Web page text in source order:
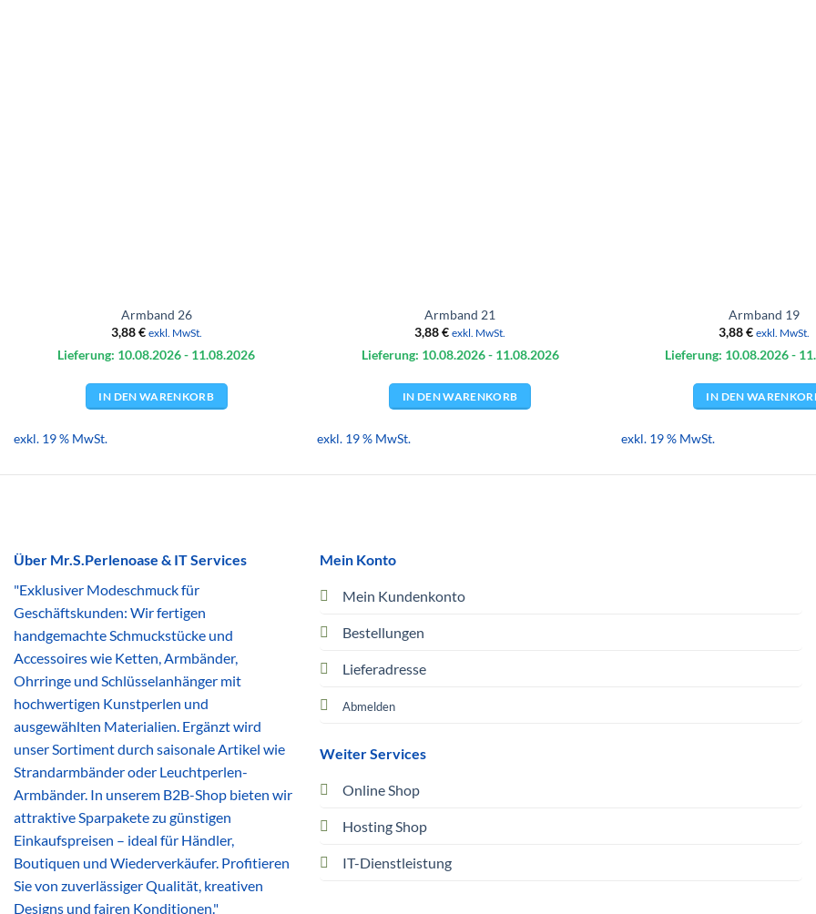
Armband 26
3,88€ exkl. MwSt.
Lieferung: 10.08.2026- 11.08.2026
IN DEN WARENKORB
exkl. 19 % MwSt.
Armband 21
3,88€ exkl. MwSt.
Lieferung: 10.08.2026- 11.08.2026
IN DEN WARENKORB
exkl. 19 % MwSt.
Armband 19
3,88€ exkl. MwSt.
Lieferung: 10.08.2026-
IN DEN
exkl. 19 % MwSt.
Über Mr.S.Perlenoase & IT Services
"Exklusiver Modeschmuck für
Geschäftskunden: Wir fertigen
handgemachte Schmuckstücke und
Accessoires wie Ketten, Armbänder,
Ohrringe und Schlüsselanhänger mit
hochwertigen Kunstperlen und
ausgewählten Materialien. Ergänzt wird
unser Sortiment durch saisonale Artikel wie
Strandarmbänder oder Leuchtperlen-
Armbänder. In unserem B2B-Shop bieten wir
attraktive Sparpakete zu günstigen
Einkaufspreisen – ideal für Händler,
Boutiquen und Wiederverkäufer. Profitieren
Sie von zuverlässiger Qualität, kreativen
Designs und fairen Konditionen."
Mein Konto
Mein Kundenkonto
Bestellungen
Lieferadresse
Abmelden
Weiter Services
Online Shop
Hosting Shop
IT-Dienstleistung